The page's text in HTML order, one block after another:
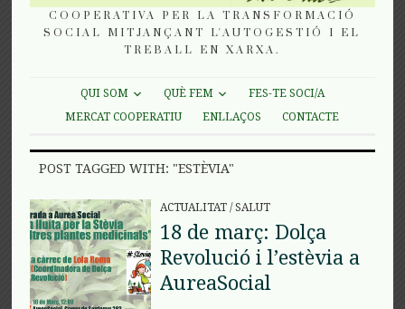
COOPERATIVA PER LA TRANSFORMACIÓ
SOCIAL MITJANÇANT L'AUTOGESTIÓ I EL
TREBALL EN XARXA.
QUI SOM QUÈ FEM
FES-TE SOCI/A
MERCAT COOPERATIU
ENLLAÇOS CONTACTE
POST TAGGED WITH: "ESTÈVIA"
ACTUALITAT/SALUT
18 de març: Dolça
Revolució i l’estèvia a
AureaSocial